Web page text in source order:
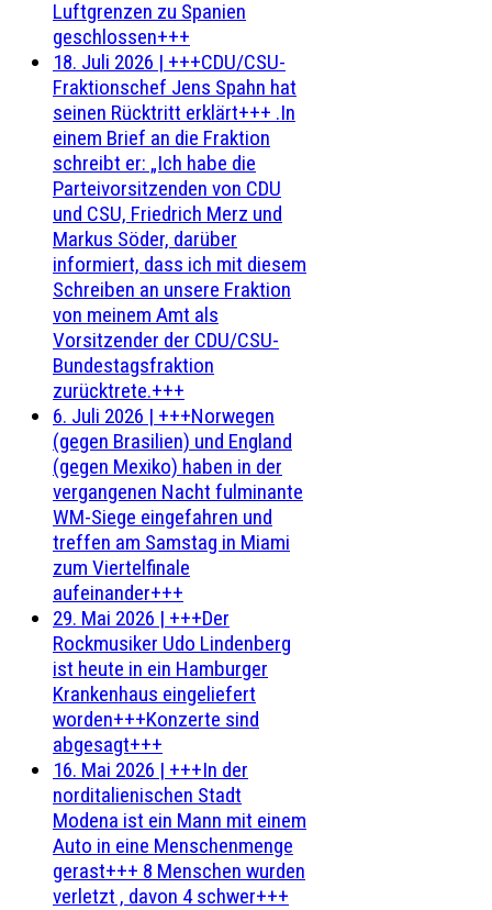
Luftgrenzen zu Spanien
geschlossen+++
18. Juli 2026 | +++CDU/CSU-
Fraktionschef Jens Spahn hat
seinen Rücktritt erklärt+++ .In
einem Brief an die Fraktion
schreibt er: „Ich habe die
Parteivorsitzenden von CDU
und CSU, Friedrich Merz und
Markus Söder, darüber
informiert, dass ich mit diesem
Schreiben an unsere Fraktion
von meinem Amt als
Vorsitzender der CDU/CSU-
Bundestagsfraktion
zurücktrete.+++
6. Juli 2026 | +++Norwegen
(gegen Brasilien) und England
(gegen Mexiko) haben in der
vergangenen Nacht fulminante
WM-Siege eingefahren und
treffen am Samstag in Miami
zum Viertelfinale
aufeinander+++
29. Mai 2026 | +++Der
Rockmusiker Udo Lindenberg
ist heute in ein Hamburger
Krankenhaus eingeliefert
worden+++Konzerte sind
abgesagt+++
16. Mai 2026 | +++In der
norditalienischen Stadt
Modena ist ein Mann mit einem
Auto in eine Menschenmenge
gerast+++ 8 Menschen wurden
verletzt , davon 4 schwer+++